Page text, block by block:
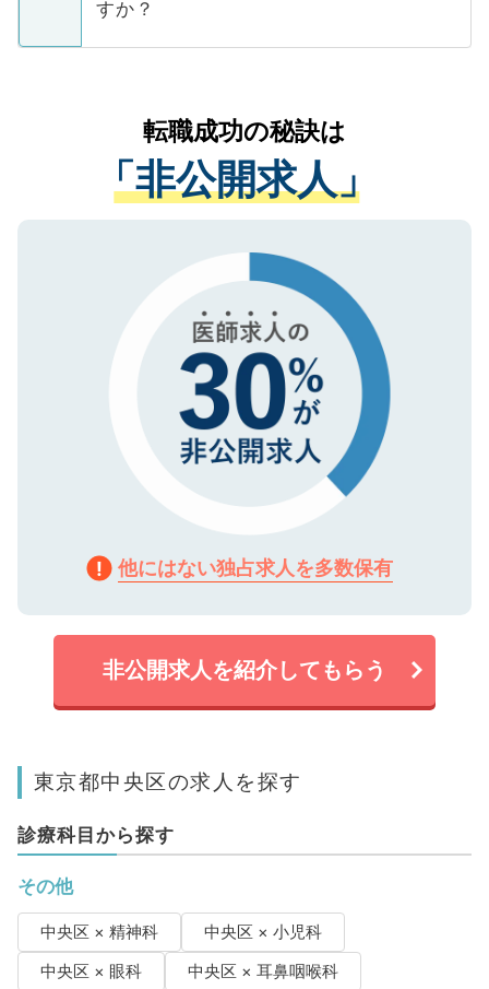
ています。
支援を目的に使用いたします。お預かりし
ているすべての個人データはご本人の許可
は、個人情報の取り扱いについての厳密な
管理基準を満たした事業者のみに付与され
る、プライバシーマークを取得済みです。
ご登録いただいた個人情報は、SSL（デー
で、機密保持に関してもご安心ください。
すか？
かがいして、現在の医療機関の状況や紹介
経験をまじえながら、適切なアドバイスを
させていただきます。すぐにご転職をされ
ない方には、長期的なサポートが可能です
ので、まずはご登録ください。
転職成功の秘訣は
「非公開求人」
他にはない独占求人を多数保有
非公開求人を紹介してもらう
東京都中央区の求人を探す
診療科目から探す
その他
中央区 × 精神科
中央区 × 小児科
中央区 × 眼科
中央区 × 耳鼻咽喉科